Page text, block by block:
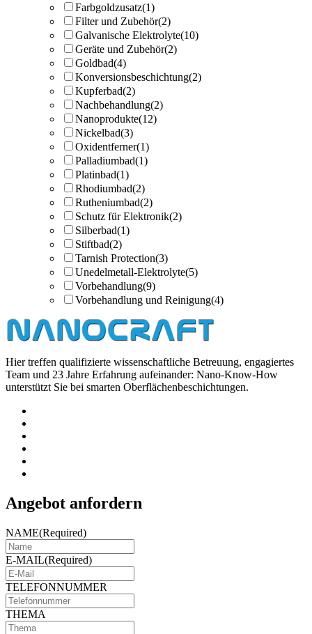
Farbgoldzusatz(1)
Filter und Zubehör(2)
Galvanische Elektrolyte(10)
Geräte und Zubehör(2)
Goldbad(4)
Konversionsbeschichtung(2)
Kupferbad(2)
Nachbehandlung(2)
Nanoprodukte(12)
Nickelbad(3)
Oxidentferner(1)
Palladiumbad(1)
Platinbad(1)
Rhodiumbad(2)
Rutheniumbad(2)
Schutz für Elektronik(2)
Silberbad(1)
Stiftbad(2)
Tarnish Protection(3)
Unedelmetall-Elektrolyte(5)
Vorbehandlung(9)
Vorbehandlung und Reinigung(4)
Hier treffen qualifizierte wissenschaftliche Betreuung, engagiertes
Team und 23 Jahre Erfahrung aufeinander: Nano-Know-How
unterstützt Sie bei smarten Oberflächenbeschichtungen.
Angebot anfordern
NAME(Required)
E-MAIL(Required)
TELEFONNUMMER
THEMA